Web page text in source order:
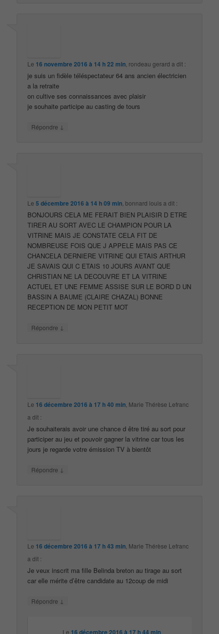
Le 16 novembre 2016 à 14 h 22 min rondeau gerard a dit :
je suis un fidèle téléspectateur 64 ans ancien électricien
a la retraite
on cultive ses connaissances avec plaisir
je souhaite participe au casting de tours
Répondre ↓
Le5 décembre 2016 à 14 h 09 min bonnard louis a dit :
BONJOURS CELA ME FERAIT BIEN PLAISIR D ETRE
TIRER AU SORT AVEC LE CHAMPION POUR LA
VITRINE MAIS JE CONSTATE CELA FIT DE
NOMBREUSE FOIS QUE J APPELE MAIS PAS CE
CHANCELA DERNIERE VITRINE QUI ETAIS ARTHUR
JE SAVAIS QUI C ETAIS 10 JOURS AVANT QUE
CHRISTIAN NE LA DECOUVRE ET LA VITRINE
ACTUEL ET UNE FEMME ASSISE SUR LE BORD D UN
BASSIN A BAUME (CLAIRE CHAZAL) BONNE
RECEPTION DE MON PETIT MOT
Répondre ↓
Le 16 décembre 2016 à 17 h 40 min Marie Thérèse Lefranc
a dit :
Je souhaiterais avoir une chance d être tiré au sort pour
participer au jeu et pouvoir gagner la vitrine car tous les
jours je regarde votre émission TV à bientôt
Répondre ↓
Le 16 décembre 2016 à 17 h 43 min Marie Thérèse Lefranc
a dit :
Je veux inscrit ma fille Belinda breton au tirage au sort
car elle mérite d’être candidate au 12coup de midi
Répondre ↓
Le 16 décembre 2016 à 17 h 44 min